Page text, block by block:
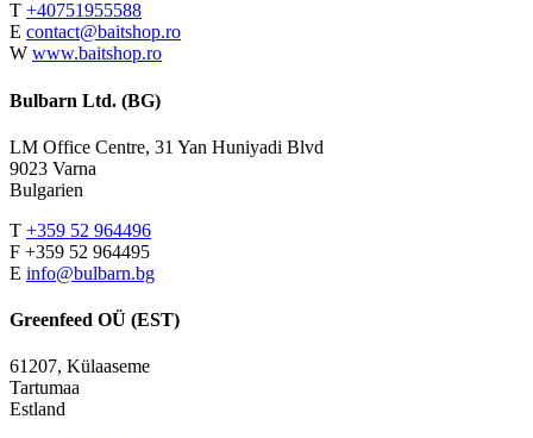
T +40751955588
E contact@baitshop.ro
W www.baitshop.ro
Bulbarn Ltd. (BG)
LM Office Centre, 31 Yan Huniyadi Blvd
9023 Varna
Bulgarien
T +359 52 964496
F +359 52 964495
E info@bulbarn.bg
Greenfeed OÜ (EST)
61207, Külaaseme
Tartumaa
Estland